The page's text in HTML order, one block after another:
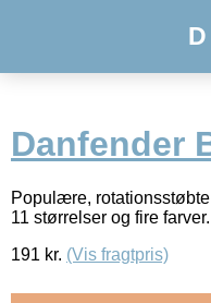
Danfender
Populære,
11 størrelser og fire farver.
191 kr. (Vis fragtpris)